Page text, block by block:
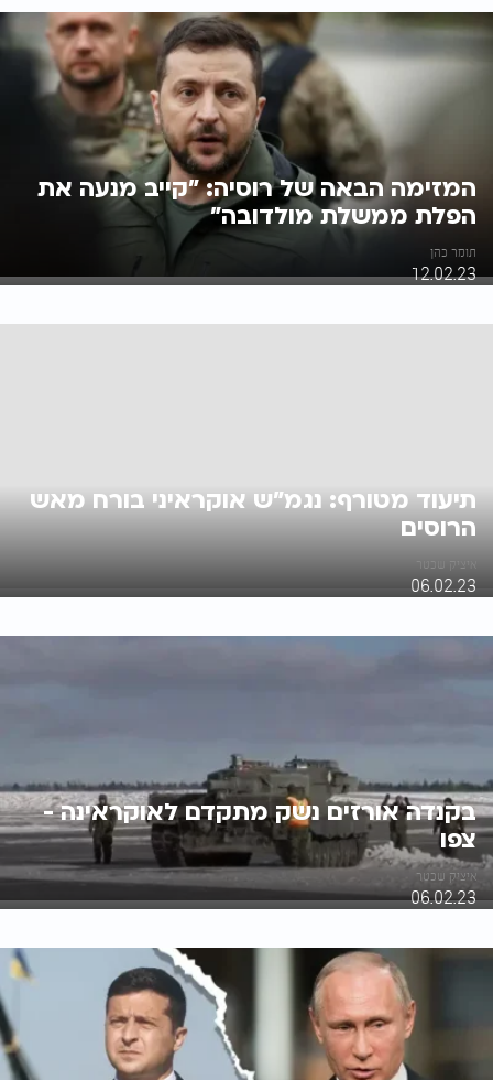
המזימה הבאה של רוסיה: "קייב מנעה את
הפלת ממשלת מולדובה"
תומר כהן
12.02.23
תיעוד מטורף: נגמ"ש אוקראיני בורח מאש
הרוסים
איציק שכטר
06.02.23
בקנדה אורזים נשק מתקדם לאוקראינה -
צפו
איציק שכטר
06.02.23